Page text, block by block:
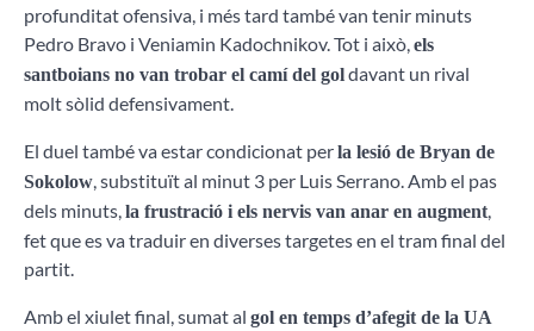
profunditat ofensiva, i més tard també van tenir minuts
Pedro Bravo i Veniamin Kadochnikov. Tot i això,els
santboians no van trobar el camí del goldavant un rival
molt sòlid defensivament.
El duel també va estar condicionat perla lesió de Bryan de
Sokolow, substituït al minut 3 per Luis Serrano. Amb el pas
dels minuts,la frustració i els nervis van anar en augment,
fet que es va traduir en diverses targetes en el tram final del
partit.
Amb el xiulet final, sumat al gol en temps d’afegit de la UA